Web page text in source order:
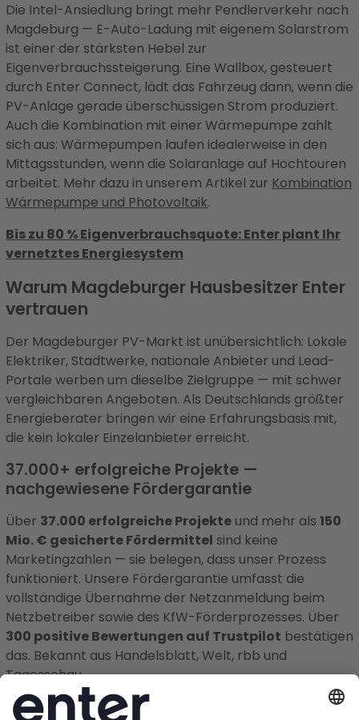
Die Intel-Ansiedlung bringt mehr Pendlerverkehr nach
Magdeburg — E-Auto-Ladung mit eigenem Solarstrom
ist einer der stärksten Hebel zur
Eigenverbrauchssteigerung. Eine Wallbox, gesteuert
durch Enter Connect, lädt das Fahrzeug dann, wenn die
PV-Anlage gerade überschüssigen Strom produziert.
Auch die Kombination mit einer Wärmepumpe zahlt
sich aus: Wärmepumpen laufen idealerweise in den
Mittagsstunden, wenn die Solaranlage auf Hochtouren
arbeitet. Mehr dazu in unserem Artikel zur Kombination
Wärmepumpe und Photovoltaik.
Bis zu 80 % Eigenverbrauchsquote: Enter plant Ihr
vernetztes Energiesystem
Warum Magdeburger Hausbesitzer Enter
vertrauen
Der Magdeburger PV-Markt ist unübersichtlich: Lokale
Elektriker, Stadtwerke, nationale Anbieter und Lead-
Portale werben um dieselbe Zielgruppe — mit schwer
vergleichbaren Angeboten. Als Deutschlands größter
Energieberater bringen wir eine Erfahrungsbasis mit,
die kein lokaler Einzelanbieter erreicht.
37.000+ erfolgreiche Projekte —
nachgewiesene Fördergarantie
Über 37.000 erfolgreiche Projekte und mehr als 150
Mio. € gesicherte Fördermittel sind keine
Marketingzahlen — sie belegen, dass unser Prozess
funktioniert. Unsere Fördergarantie umfasst die
vollständige Übernahme der Netzanmeldung beim
Netzbetreiber sowie des KfW-Förderprozesses. Über
300 positive Bewertungen auf Trustpilot bestätigen
das. Bekannt aus Handelsblatt, Welt, rbb und
Tagesschau.
Ein Vertragspartner statt Angebotschaos